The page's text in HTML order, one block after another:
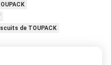
de TOUPACK